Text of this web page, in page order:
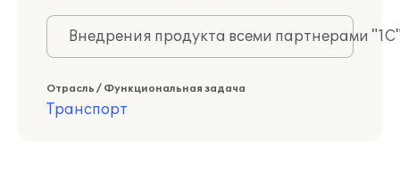
Внедрения продукта всеми партнерами
Отрасль / Функциональная задача
Транспорт